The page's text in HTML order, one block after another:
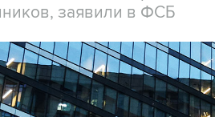
заявили в ФСБ